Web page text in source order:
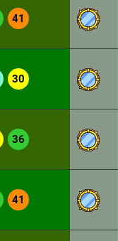
41
30
36
41